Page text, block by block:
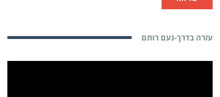
עזרה בדרך-נעם רותם